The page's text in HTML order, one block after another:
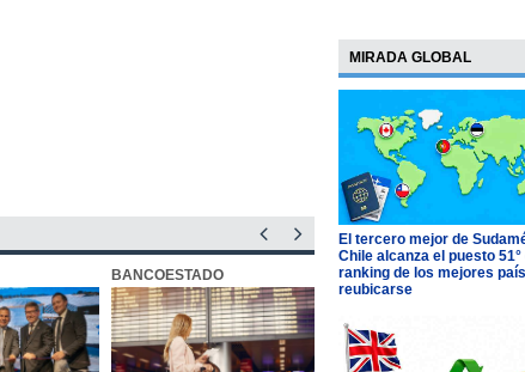
BANCOESTADO OTIC CCHC
MIRADA GLOBAL
El tercero mejor de
Chile alcanza el puesto 51°
ranking de los mejores
reubicarse